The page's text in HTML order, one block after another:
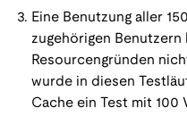
Eine Benutzung aller
zugehörigen Benutzern
Resourcengründen
wurde in diesen
Cache ein Test mit 100